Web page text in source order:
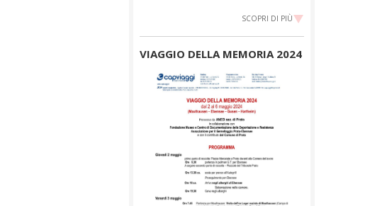
SCOPRI DI PIÙ
VIAGGIO DELLA MEMORIA 2024